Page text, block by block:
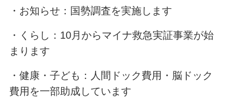
・お知らせ：国勢調査を実施します
・くらし：10月からマイナ救急実証事業が始
まります
・健康・子ども：人間ドック費用・脳ドック
費用を一部助成しています